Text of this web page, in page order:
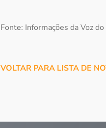
Fonte: Informações da Voz
VOLTAR PARA LISTA DE